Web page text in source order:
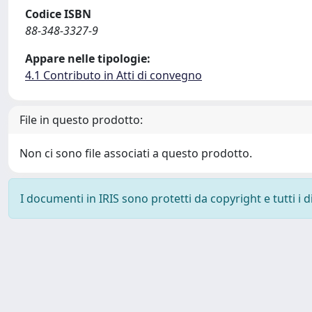
Codice ISBN
88-348-3327-9
Appare nelle tipologie:
4.1 Contributo in Atti di convegno
File in questo prodotto:
Non ci sono file associati a questo prodotto.
I documenti in IRIS sono protetti da copyright e tutti i